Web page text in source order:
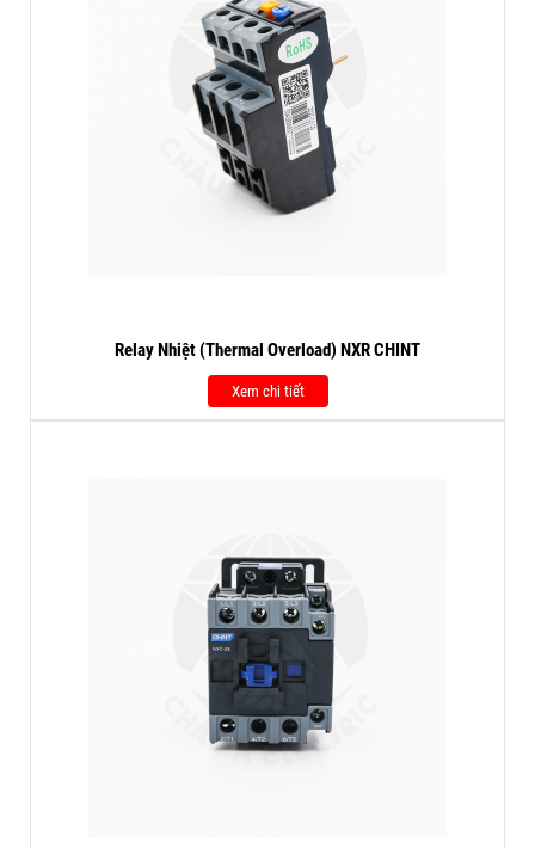
Relay Nhiệt (Thermal Overload) NXR CHINT
Xem chi tiết